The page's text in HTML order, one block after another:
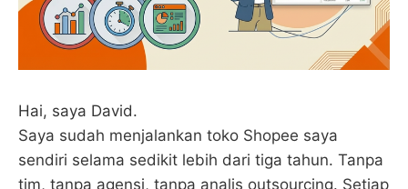
Hai, saya David.
Saya sudah menjalankan toko Shopee saya
sendiri selama sedikit lebih dari tiga tahun. Tanpa
tim, tanpa agensi, tanpa analis outsourcing. Setiap